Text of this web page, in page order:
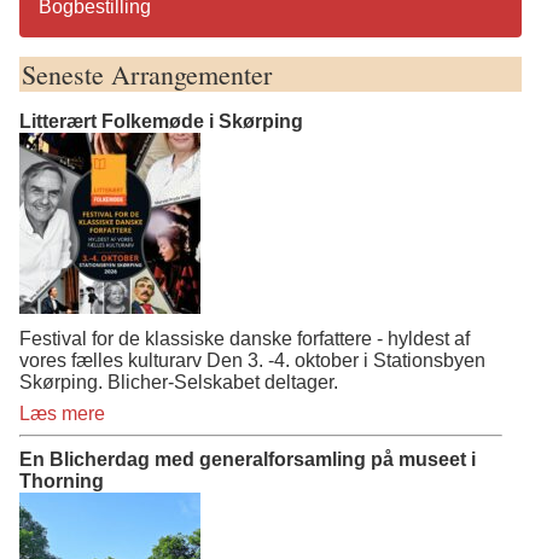
Bogbestilling
Seneste Arrangementer
Litterært Folkemøde i Skørping
Festival for de klassiske danske forfattere - hyldest af
vores fælles kulturarv Den 3. -4. oktober i Stationsbyen
Skørping. Blicher-Selskabet deltager.
Læs mere
En Blicherdag med generalforsamling på museet i
Thorning